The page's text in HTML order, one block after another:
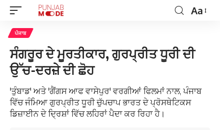
Aa
ਪੰਜਾਬ
ਸੰਗਰੂਰ ਦੇ ਮੂਰਤੀਕਾਰ, ਗੁਰਪ੍ਰੀਤ ਧੂਰੀ ਦੀ
ਉੱਚ-ਦਰਜ਼ੇ ਦੀ ਛੋਹ
'ਤੁੰਬਾਡ' ਅਤੇ 'ਗੈਂਗਸ ਆਫ ਵਾਸੇਪੁਰ' ਵਰਗੀਆਂ ਫਿਲਮਾਂ ਨਾਲ, ਪੰਜਾਬ
ਵਿੱਚ ਜੰਮਿਆ ਗੁਰਪ੍ਰੀਤ ਧੂਰੀ ਚੁੱਪਚਾਪ ਭਾਰਤ ਦੇ ਪ੍ਰੋਸਥੇਟਿਕਸ
ਡਿਜ਼ਾਈਨ ਦੇ ਦ੍ਰਿਸ਼ਾਂ ਵਿੱਚ ਲਹਿਰਾਂ ਪੈਦਾ ਕਰ ਰਿਹਾ ਹੈ।